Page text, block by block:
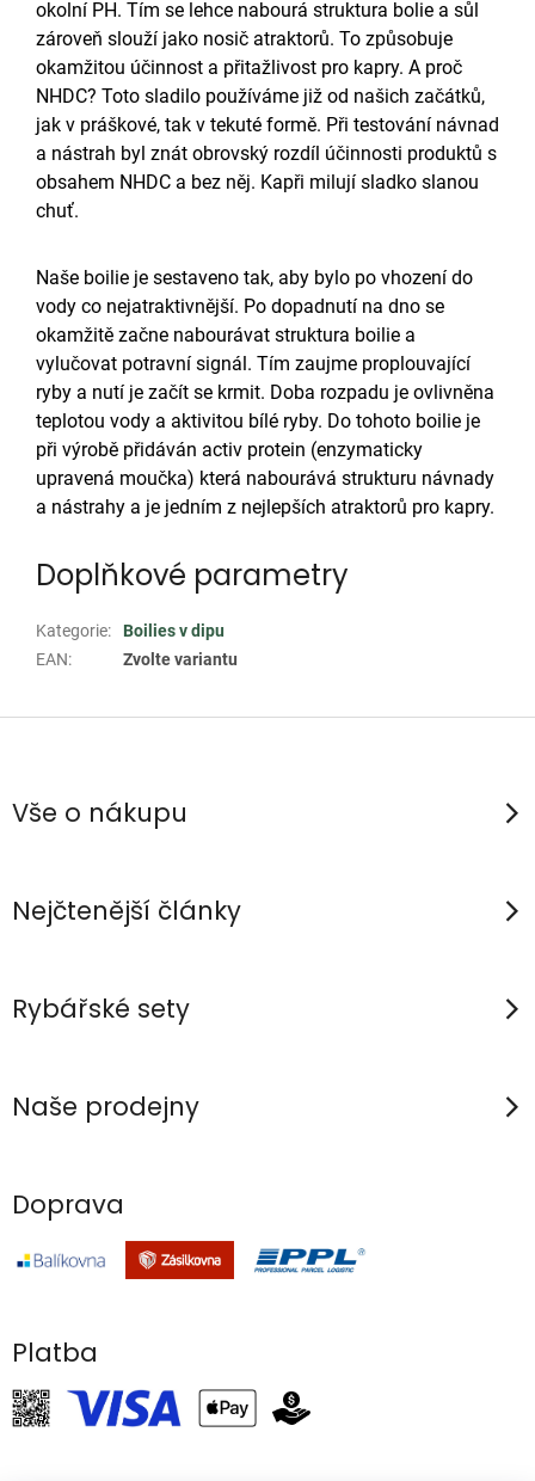
okolní PH. Tím se lehce nabourá struktura bolie a sůl
zároveň slouží jako nosič atraktorů. To způsobuje
okamžitou účinnost a přitažlivost pro kapry. A proč
NHDC? Toto sladilo používáme již od našich začátků,
jak v práškové, tak v tekuté formě. Při testování návnad
a nástrah byl znát obrovský rozdíl účinnosti produktů s
obsahem NHDC a bez něj. Kapři milují sladko slanou
chuť.
Naše boilie je sestaveno tak, aby bylo po vhození do
vody co nejatraktivnější. Po dopadnutí na dno se
okamžitě začne nabourávat struktura boilie a
vylučovat potravní signál. Tím zaujme proplouvající
ryby a nutí je začít se krmit. Doba rozpadu je ovlivněna
teplotou vody a aktivitou bílé ryby. Do tohoto boilie je
při výrobě přidáván activ protein (enzymaticky
upravená moučka) která nabourává strukturu návnady
a nástrahy a je jedním z nejlepších atraktorů pro kapry.
Doplňkové parametry
Kategorie:
Boilies v dipu
EAN: Zvolte variantu
Z
pVše o nákupu
Nejčtenější články
Rybářské sety
Naše prodejny
Doprava
Platba